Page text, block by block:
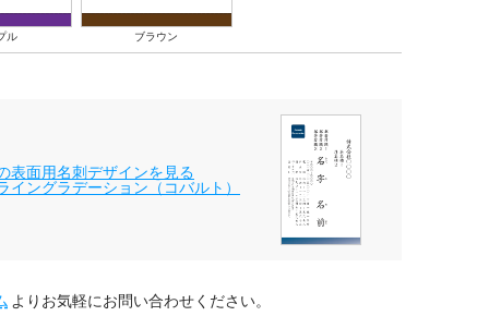
ル ブラウン
表面用名刺デザインを見る
イングラデーション（コバルト）
よりお気軽にお問い合わせください。